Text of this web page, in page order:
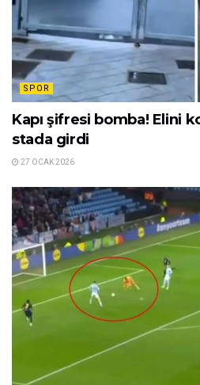
SPOR
Kapı şifresi bomba! Elini
stada girdi
27 OCAK 2026